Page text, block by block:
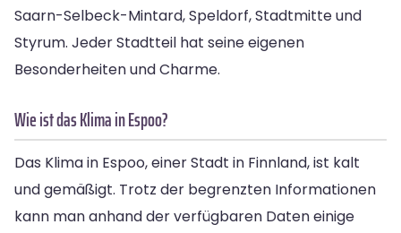
Saarn-Selbeck-Mintard, Speldorf, Stadtmitte und
Styrum. Jeder Stadtteil hat seine eigenen
Besonderheiten und Charme.
Wie ist das Klima in Espoo?
Das Klima in Espoo, einer Stadt in Finnland, ist kalt
und gemäßigt. Trotz der begrenzten Informationen
kann man anhand der verfügbaren Daten einige